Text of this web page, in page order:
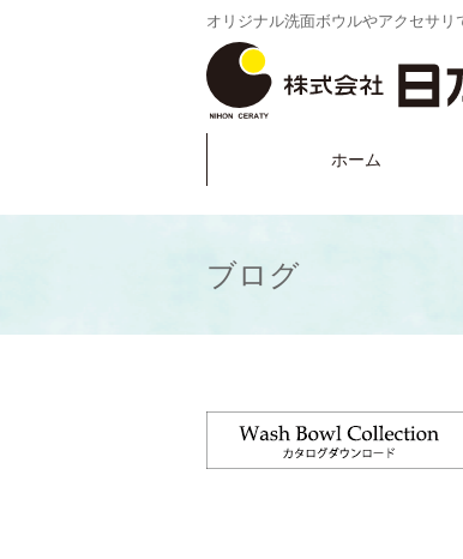
オリジナル洗面ボウルやアクセサリ
ホーム
ブログ